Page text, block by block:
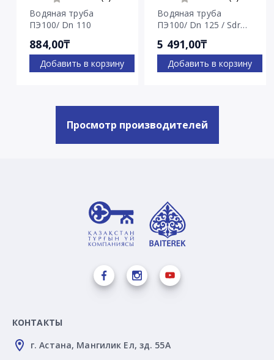
Водяная труба
ПЭ100/ Dn 110
884,00₸
Добавить в корзину
Водяная труба
ПЭ100/ Dn 125 / Sdr
5 491,00₸
Добавить в корзину
Просмотр производителей
КОНТАКТЫ
г. Астана, Мангилик Ел, зд. 55А